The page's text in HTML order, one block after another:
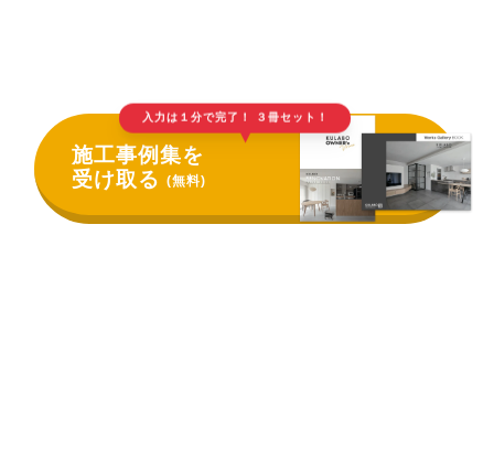
入力は１分で完了！ ３冊セット！
▲
施工事例集を
受け取る(無料)